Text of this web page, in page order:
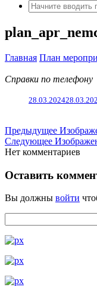
Главная План
Справки по телефону
28.03.2024
Предыдущее
Следующее
Нет комментариев
Оставить
Вы должны войти